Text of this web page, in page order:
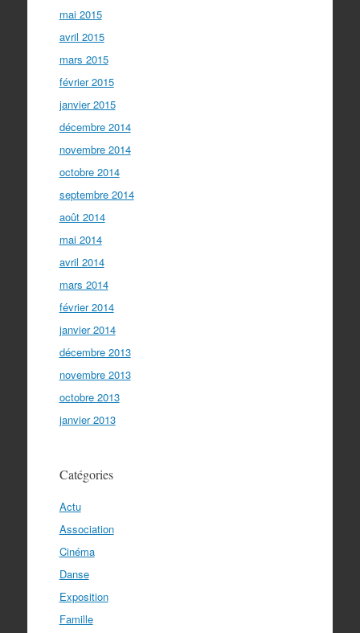
mai 2015
avril 2015
mars 2015
février 2015
janvier 2015
décembre 2014
novembre 2014
octobre 2014
septembre 2014
août 2014
mai 2014
avril 2014
mars 2014
février 2014
janvier 2014
décembre 2013
novembre 2013
octobre 2013
janvier 2013
Catégories
Actu
Association
Cinéma
Danse
Exposition
Famille